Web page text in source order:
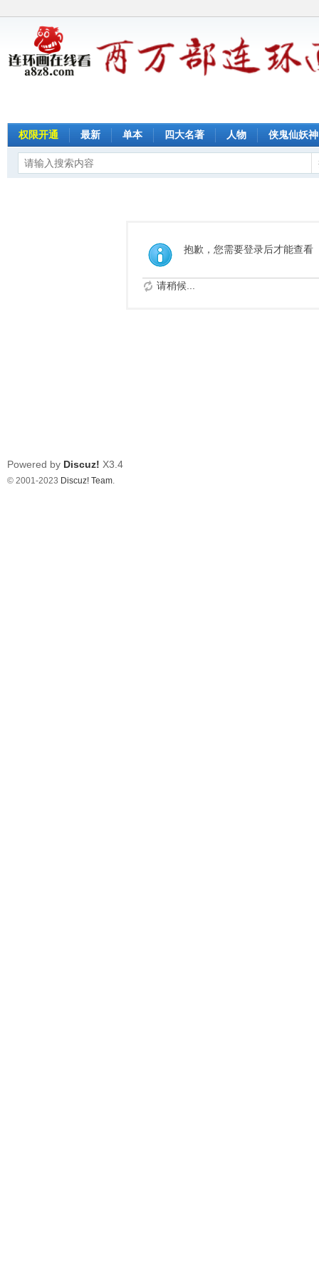
权限开通 最新 单本 四大名著 人物 侠鬼仙妖神
抱歉，您需要登录后才能查看
请稍候...
Powered by Discuz! X3.4
© 2001-2023 Discuz! Team.